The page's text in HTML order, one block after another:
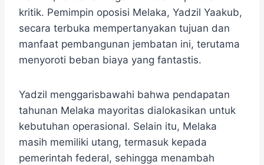
kritik. Pemimpin oposisi Melaka, Yadzil Yaakub,
secara terbuka mempertanyakan tujuan dan
manfaat pembangunan jembatan ini, terutama
menyoroti beban biaya yang fantastis.
Yadzil menggarisbawahi bahwa pendapatan
tahunan Melaka mayoritas dialokasikan untuk
kebutuhan operasional. Selain itu, Melaka
masih memiliki utang, termasuk kepada
pemerintah federal, sehingga menambah